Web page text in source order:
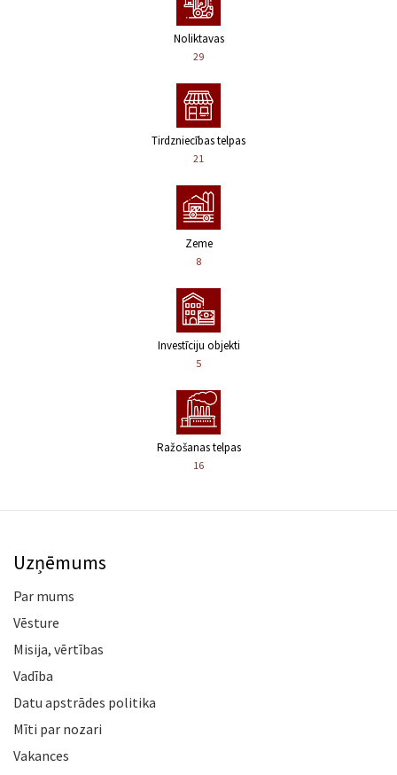
Noliktavas
29
Tirdzniecības telpas
21
Zeme
8
Investīciju objekti
5
Ražošanas telpas
16
Uzņēmums
Par mums
Vēsture
Misija, vērtības
Vadība
Datu apstrādes politika
Mīti par nozari
Vakances